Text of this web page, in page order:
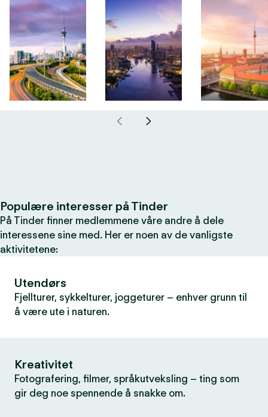
Populære interesser på Tinder
På Tinder finner medlemmene våre andre å dele
interessene sine med. Her er noen av de vanligste
aktivitetene:
Utendørs
Fjellturer, sykkelturer, joggeturer – enhver grunn til
å være ute i naturen.
Kreativitet
Fotografering, filmer, språkutveksling – ting som
gir deg noe spennende å snakke om.